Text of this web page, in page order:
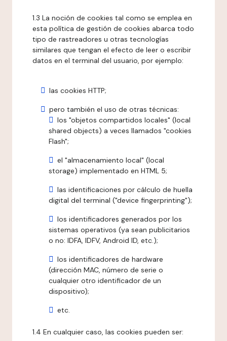
1.3 La noción de cookies tal como se emplea en
esta política de gestión de cookies abarca todo
tipo de rastreadores u otras tecnologías
similares que tengan el efecto de leer o escribir
datos en el terminal del usuario, por ejemplo:
las cookies HTTP;
pero también el uso de otras técnicas:
los "objetos compartidos locales" (local
shared objects) a veces llamados "cookies
Flash";
el "almacenamiento local" (local
storage) implementado en HTML 5;
las identificaciones por cálculo de huella
digital del terminal ("device fingerprinting");
los identificadores generados por los
sistemas operativos (ya sean publicitarios
o no: IDFA, IDFV, Android ID, etc.);
los identificadores de hardware
(dirección MAC, número de serie o
cualquier otro identificador de un
dispositivo);
etc.
1.4 En cualquier caso, las cookies pueden ser: